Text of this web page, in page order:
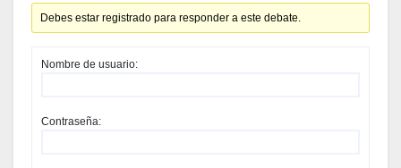
Debes estar registrado para responder a este debate.
Nombre de usuario:
Contraseña: